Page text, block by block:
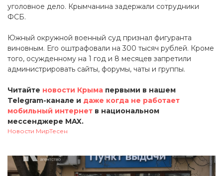
уголовное дело. Крымчанина задержали сотрудники
ФСБ.
Южный окружной военный суд признал фигуранта
виновным. Его оштрафовали на 300 тысяч рублей. Кроме
того, осужденному на 1 год и 8 месяцев запретили
администрировать сайты, форумы, чаты и группы.
Читайте новости Крыма первыми в нашем
Telegram-канале и даже когда не работает
мобильный интернет в национальном
мессенджере MAX.
Новости МирТесен